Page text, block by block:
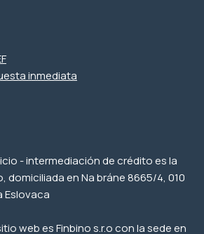
inmediata
- intermediación de crédito es la
domiciliada en Na bráne 8665/4, 010
Eslovaca
web es Finbino s.r.o con la sede en